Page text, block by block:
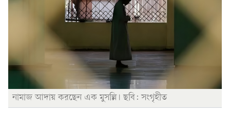
নামাজ আদায় করছেন এক মুসল্লি। ছবি: সংগৃহীত